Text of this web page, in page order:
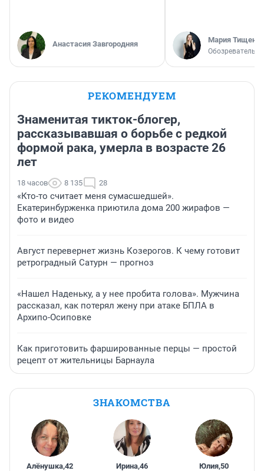
Анастасия Завгородняя Мария Тищенко
Обозреватель
РЕКОМЕНДУЕМ
Знаменитая тикток-блогер,
рассказывавшая о борьбе с редкой
формой рака, умерла в возрасте 26
лет
18 часов 8 135 28
«Кто-то считает меня сумасшедшей».
Екатеринбурженка приютила дома 200 жирафов —
фото и видео
Август перевернет жизнь Козерогов. К чему готовит
ретроградный Сатурн — прогноз
«Нашел Наденьку, а у нее пробита голова». Мужчина
рассказал, как потерял жену при атаке БПЛА в
Архипо-Осиповке
Как приготовить фаршированные перцы — простой
рецепт от жительницы Барнаула
ЗНАКОМСТВА
Алёнушка,42 Ирина,46 Юлия,50